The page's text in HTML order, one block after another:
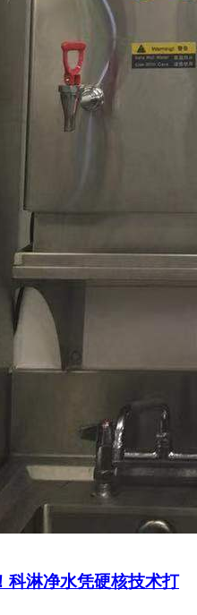
科淋净水凭硬核技术打